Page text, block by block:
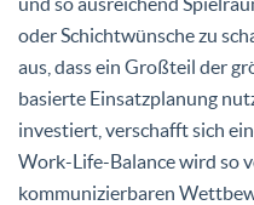
oder Schichtwünsche zu
aus, dass ein Großteil der
basierte Einsatzplanung
investiert, verschafft sich
Work-Life-Balance wird so
kommunizierbaren